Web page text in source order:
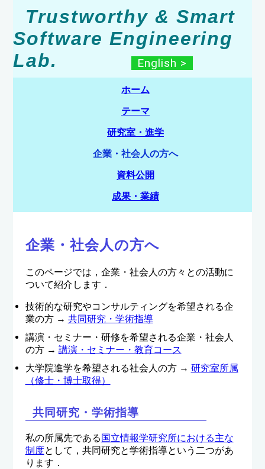
Trustworthy & Smart
Software Engineering
Lab.
English >
ホーム
テーマ
研究室・進学
企業・社会人の方へ
資料公開
成果・業績
企業・社会人の方へ
このページでは，企業・社会人の方々との活動に
ついて紹介します．
技術的な研究やコンサルティングを希望される企
業の方 → 共同研究・学術指導
講演・セミナー・研修を希望される企業・社会人
の方 → 講演・セミナー・教育コース
大学院進学を希望される社会人の方 → 研究室所属
（修士・博士取得）
共同研究・学術指導
私の所属先である国立情報学研究所における主な
制度として，共同研究と学術指導という二つがあ
ります．